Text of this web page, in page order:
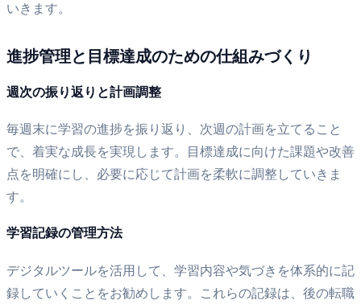
いきます。
進捗管理と目標達成のための仕組みづくり
週次の振り返りと計画調整
毎週末に学習の進捗を振り返り、次週の計画を立てること
で、着実な成長を実現します。目標達成に向けた課題や改善
点を明確にし、必要に応じて計画を柔軟に調整していきま
す。
学習記録の管理方法
デジタルツールを活用して、学習内容や気づきを体系的に記
録していくことをお勧めします。これらの記録は、後の転職